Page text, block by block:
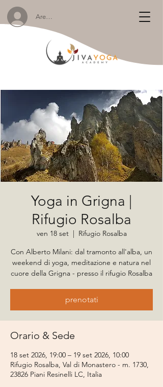
Area Membri:
Yoga in Grigna |
Rifugio Rosalba
ven 18 set
  |
Rifugio Rosalba
Con Alberto Milani: dal tramonto all'alba, un
weekend di yoga, meditazione e natura nel
cuore della Grigna - presso il rifugio Rosalba
prenotati
Orario & Sede
18 set 2026, 19:00 – 19 set 2026, 10:00
Rifugio Rosalba, Val di Monastero - m. 1730,
23826 Piani Resinelli LC, Italia